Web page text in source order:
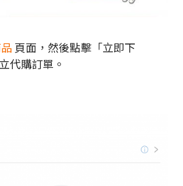
頁面，然後點擊「立即下
代購訂單。